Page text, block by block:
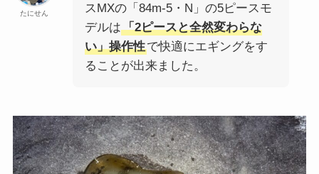
たにせん
スMXの「84m-5・N」の5ピースモ
デルは「2ピースと全然変わらな
い」操作性で快適にエギングをす
ることが出来ました。